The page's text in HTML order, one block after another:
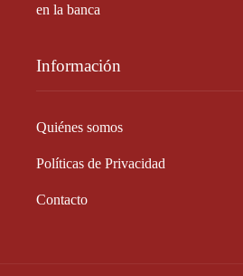
en la banca
Información
Quiénes somos
Políticas de Privacidad
Contacto